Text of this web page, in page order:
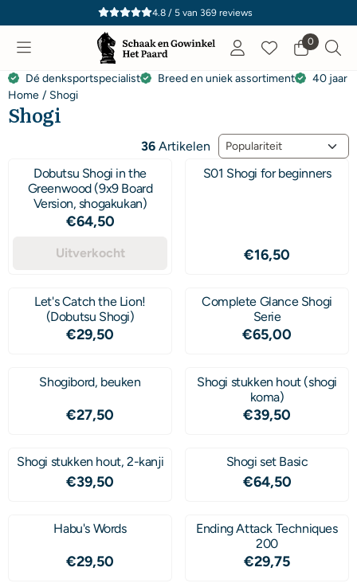
Cookievoorkeuren zijn momenteel gesloten.
4.8 / 5van 369reviews
0
Dé denksportspecialist Breed en uniek assortiment
40 jaar
Home / Shogi
Shogi
36 Artikelen Sorteermethode
Dobutsu Shogi in the
Greenwood (9x9 Board
Version, shogakukan)
Prijs: 64,50
€64,50
Uitverkocht
S01 Shogi for beginners
Prijs: 16,50
€16,50
Let's Catch the Lion!
(Dobutsu Shogi)
Prijs: 29,50
€29,50
Complete Glance Shogi
Serie
Prijs: 65,00
€65,00
Shogibord, beuken
Prijs: 27,50
€27,50
Shogi stukken hout (shogi
koma)
Prijs: 39,50
€39,50
Shogi stukken hout, 2-kanji
Prijs: 39,50
€39,50
Shogi set Basic
Prijs: 64,50
€64,50
Habu's Words
Prijs: 29,50
€29,50
Ending Attack Techniques
200
Prijs: 29,75
€29,75